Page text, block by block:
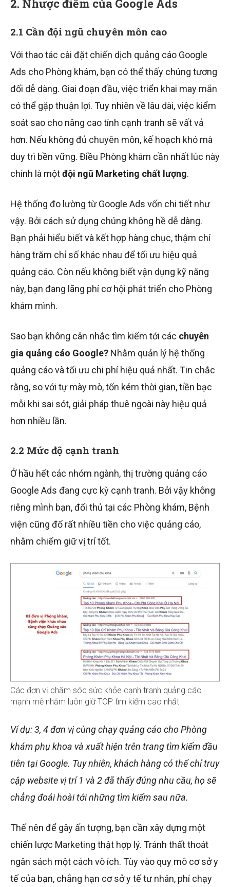
2. Nhược điểm của Google Ads
2.1 Cần đội ngũ chuyên môn cao
Với thao tác cài đặt chiến dịch quảng cáo Google
Ads cho Phòng khám, bạn có thể thấy chúng tương
đối dễ dàng. Giai đoạn đầu, việc triển khai may mắn
có thể gặp thuận lợi. Tuy nhiên về lâu dài, việc kiểm
soát sao cho nâng cao tính cạnh tranh sẽ vất vả
hơn. Nếu không đủ chuyên môn, kế hoạch khó mà
duy trì bền vững. Điều Phòng khám cần nhất lúc này
chính là mộtđội ngũ Marketing chất lượng.
Hệ thống đo lường từ Google Ads vốn chi tiết như
vậy. Bởi cách sử dụng chúng không hề dễ dàng.
Bạn phải hiểu biết và kết hợp hàng chục, thậm chí
hàng trăm chỉ số khác nhau để tối ưu hiệu quả
quảng cáo. Còn nếu không biết vận dụng kỹ năng
này, bạn đang lãng phí cơ hội phát triển cho Phòng
khám mình.
Sao bạn không cân nhắc tìm kiếm tới các chuyên
gia quảng cáo Google? Nhằm quản lý hệ thống
quảng cáo và tối ưu chi phí hiệu quả nhất. Tin chắc
rằng, so với tự mày mò, tốn kém thời gian, tiền bạc
mỗi khi sai sót, giải pháp thuê ngoài này hiệu quả
hơn nhiều lần.
2.2 Mức độ cạnh tranh
Ở hầu hết các nhóm ngành, thị trường quảng cáo
Google Ads đang cực kỳ cạnh tranh. Bởi vậy không
riêng mình bạn, đối thủ tại các Phòng khám, Bệnh
viện cũng đổ rất nhiều tiền cho việc quảng cáo,
nhằm chiếm giữ vị trí tốt.
Các đơn vị chăm sóc sức khỏe cạnh tranh quảng cáo
mạnh mẽ nhằm luôn giữ TOP tìm kiếm cao nhất
Ví dụ: 3, 4 đơn vị cùng chạy quảng cáo cho Phòng
khám phụ khoa và xuất hiện trên trang tìm kiếm đầu
tiên tại Google. Tuy nhiên, khách hàng có thể chỉ truy
cập website vị trí 1 và 2 đã thấy đúng nhu cầu, họ sẽ
chẳng đoái hoài tới những tìm kiếm sau nữa.
Thế nên để gây ấn tượng, bạn cần xây dựng một
chiến lược Marketing thật hợp lý. Tránh thất thoát
ngân sách một cách vô ích. Tùy vào quy mô cơ sở y
tế của bạn, chẳng hạn cơ sở y tế tư nhân, phí chạy